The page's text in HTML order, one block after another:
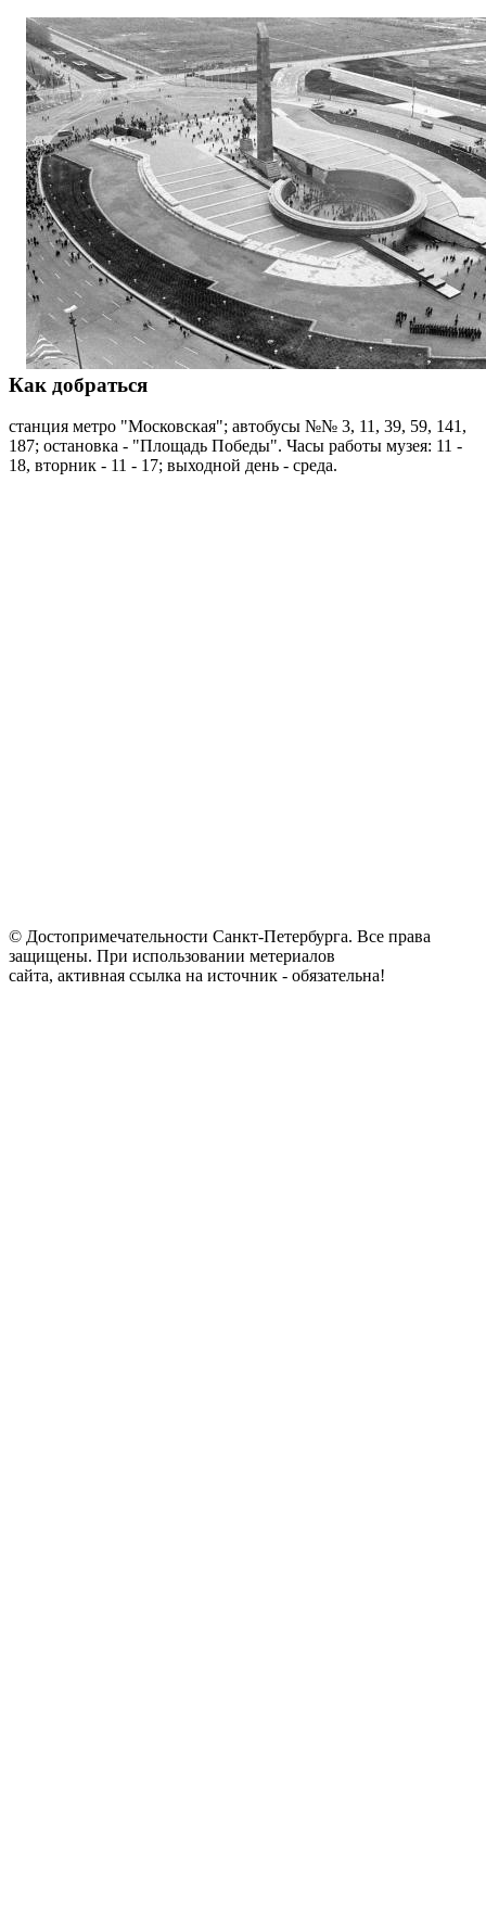
Как добраться
станция метро "Московская"; автобусы №№ 3, 11, 39, 59, 141,
187; остановка - "Площадь Победы". Часы работы музея: 11 -
18, вторник - 11 - 17; выходной день - среда.
© Достопримечательности Санкт-Петербурга. Все права
защищены. При использовании метериалов
сайта, активная ссылка на источник - обязательна!